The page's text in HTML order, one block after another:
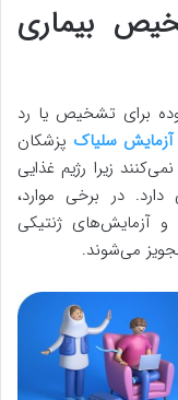
بیماری
برای تشخیص یا رد
آزمایش سلیاک پزشکان
زیرا رژیم غذایی
در برخی موارد،
آزمایش‌های ژنتیکی
می‌شوند.